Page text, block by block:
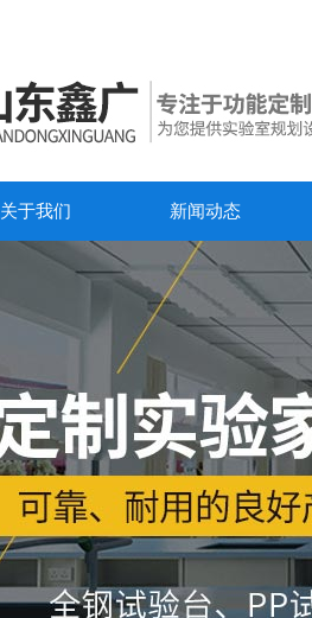
关于我们 新闻动态